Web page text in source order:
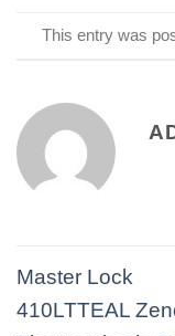
This entry was
Master Lock
410LTTEAL